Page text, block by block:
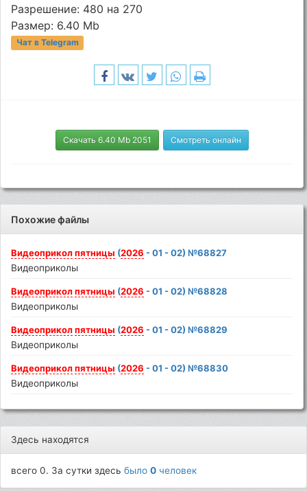
Разрешение: 480 на 270
Размер: 6.40 Mb
Чат в Telegram
Скачать 6.40 Mb 2051 Смотреть онлайн
Похожие файлы
Видеоприкол пятницы (2026 - 01 - 02) №68827
Видеоприколы
Видеоприкол пятницы (2026 - 01 - 02) №68828
Видеоприколы
Видеоприкол пятницы (2026 - 01 - 02) №68829
Видеоприколы
Видеоприкол пятницы (2026 - 01 - 02) №68830
Видеоприколы
Здесь находятся
всего 0. За сутки здесьбыло0 человек